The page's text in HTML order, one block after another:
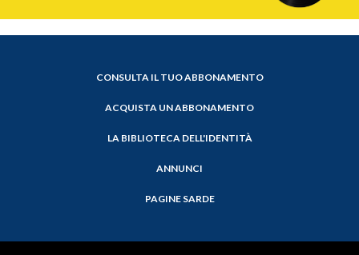
CONSULTA IL TUO ABBONAMENTO
ACQUISTA UN ABBONAMENTO
LA BIBLIOTECA DELL'IDENTITÀ
ANNUNCI
PAGINE SARDE